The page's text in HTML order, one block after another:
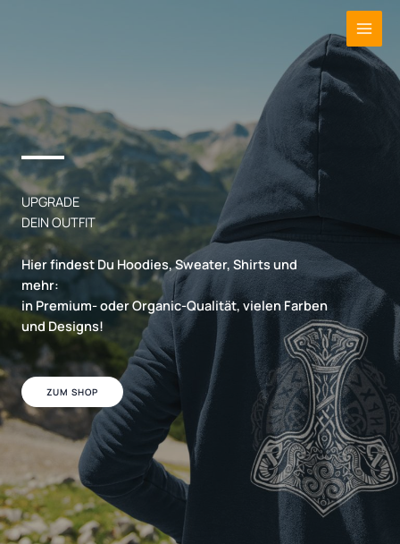
UPGRADE
DEIN OUTFIT
Hier findest Du Hoodies, Sweater, Shirts und
mehr:
in Premium-oderOrganic-Qualität, vielen Farben
und Designs!
ZUM SHOP